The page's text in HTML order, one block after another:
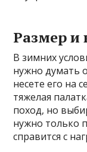
Размер и
В зимних
нужно думать
несете его на
тяжелая
поход, но
нужно только
справится с